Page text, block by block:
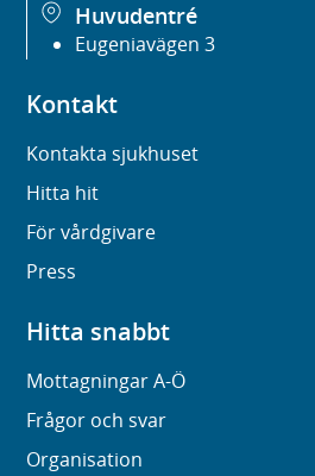
Huvudentré
Eugeniavägen 3
Kontakt
Kontakta sjukhuset
Hitta hit
För vårdgivare
Press
Hitta snabbt
Mottagningar A-Ö
Frågor och svar
Organisation